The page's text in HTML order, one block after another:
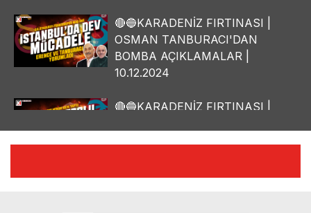
🔴🔵KARADENİZ FIRTINASI |
OSMAN TANBURACI'DAN
BOMBA AÇIKLAMALAR |
10.12.2024
🔴🔵KARADENİZ FIRTINASI |
🔴🔵KARADENİZ FIRTINASI |